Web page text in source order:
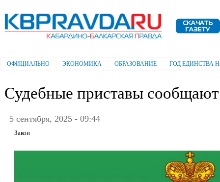
Электронная газета "Кабардино-
Балкарская правда"
Главное меню
ОФИЦИАЛЬНО ЭКОНОМИКА ОБРАЗОВАНИЕ ГОД ЕДИНСТВА
Судебные приставы сообщают
5 сентября, 2025 - 09:44
Закон